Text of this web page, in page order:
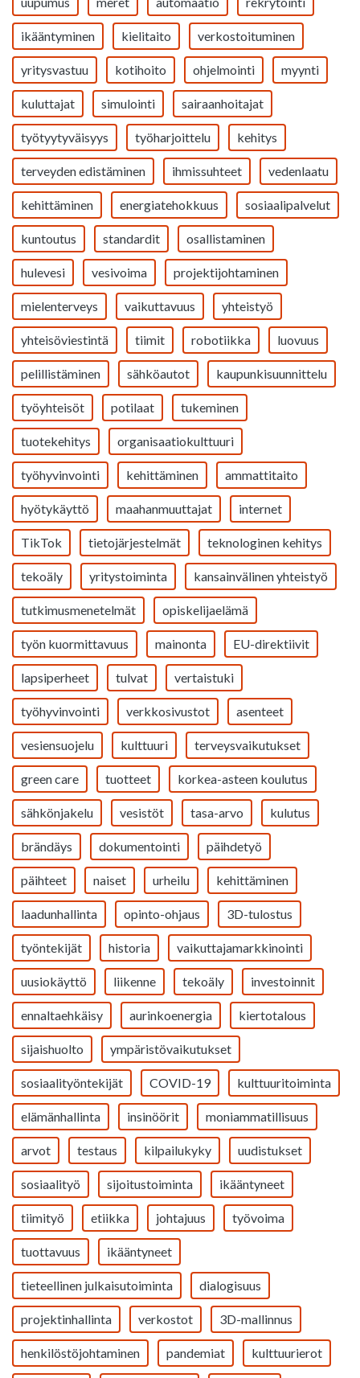
ikääntyminen kielitaito verkostoituminen
yritysvastuu kotihoito ohjelmointi myynti
kuluttajat simulointi sairaanhoitajat
työtyytyväisyys työharjoittelu kehitys
terveyden edistäminen ihmissuhteet vedenlaatu
kehittäminen energiatehokkuus sosiaalipalvelut
kuntoutus standardit osallistaminen
hulevesi vesivoima projektijohtaminen
mielenterveys vaikuttavuus yhteistyö
yhteisöviestintä tiimit robotiikka luovuus
pelillistäminen sähköautot kaupunkisuunnittelu
työyhteisöt potilaat tukeminen
tuotekehitys organisaatiokulttuuri
työhyvinvointi kehittäminen ammattitaito
hyötykäyttö maahanmuuttajat internet
TikTok tietojärjestelmät teknologinen kehitys
tekoäly yritystoiminta kansainvälinen yhteistyö
tutkimusmenetelmät opiskelijaelämä
työn kuormittavuus mainonta EU-direktiivit
lapsiperheet tulvat vertaistuki
työhyvinvointi verkkosivustot asenteet
vesiensuojelu kulttuuri terveysvaikutukset
green care tuotteet korkea-asteen koulutus
sähkönjakelu vesistöt tasa-arvo kulutus
brändäys dokumentointi päihdetyö
päihteet naiset urheilu kehittäminen
laadunhallinta opinto-ohjaus 3D-tulostus
työntekijät historia vaikuttajamarkkinointi
uusiokäyttö liikenne tekoäly investoinnit
ennaltaehkäisy aurinkoenergia kiertotalous
sijaishuolto ympäristövaikutukset
sosiaalityöntekijät COVID-19 kulttuuritoiminta
elämänhallinta insinöörit moniammatillisuus
arvot testaus kilpailukyky uudistukset
sosiaalityö sijoitustoiminta ikääntyneet
tiimityö etiikka johtajuus työvoima
tuottavuus ikääntyneet
tieteellinen julkaisutoiminta dialogisuus
projektinhallinta verkostot 3D-mallinnus
henkilöstöjohtaminen pandemiat kulttuurierot